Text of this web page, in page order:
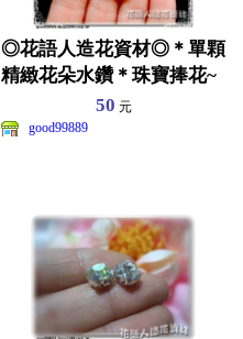
◎花語人造花資材◎＊單顆
精緻花朵水鑽＊珠寶捧花~
涼鞋~髮飾裝飾~皮包
50 元
good99889